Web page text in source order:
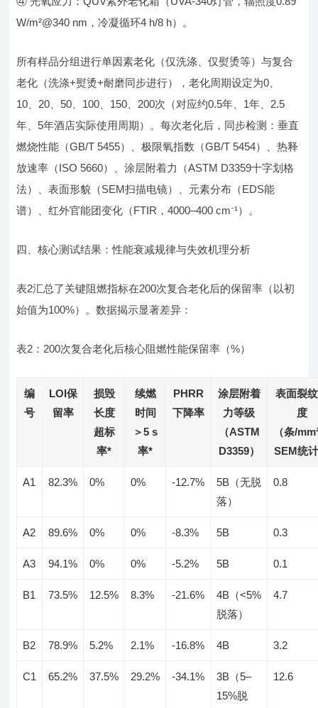
W/m²@340 nm，冷凝循环4 h/8 h）。
所有样品分组进行单因素老化（仅洗涤、仅熨烫等）与复合
老化（洗涤+熨烫+耐磨同步进行），老化周期设定为0、
10、20、50、100、150、200次（对应约0.5年、1年、2.5
年、5年酒店实际使用周期）。每次老化后，同步检测：垂直
燃烧性能（GB/T 5455）、极限氧指数（GB/T 5454）、热释
放速率（ISO 5660）、涂层附着力（ASTM D3359十字划格
法）、表面形貌（SEM扫描电镜）、元素分布（EDS能
谱）、红外官能团变化（FTIR，4000–400 cm⁻¹）。
四、核心测试结果：性能衰减规律与失效机理分析
表2汇总了关键阻燃指标在200次复合老化后的保留率（以初
始值为100%）。数据揭示显著差异：
表2：200次复合老化后核心阻燃性能保留率（%）
编
号
LOI保
留率
损毁
长度
超标
率*
续燃
时间
＞5 s
率*
PHRR
下降率
涂层附着
力等级
（ASTM
D3359）
表面裂
度
（条/
SEM统
A1 82.3% 0% 0% -12.7%
5B（无脱
落）
0.8
A2 89.6% 0% 0% -8.3% 5B 0.3
A3 94.1% 0% 0% -5.2% 5B 0.1
B1 73.5% 12.5% 8.3% -21.6%
4B（<5%
脱落）
4.7
B2 78.9% 5.2% 2.1% -16.8% 4B 3.2
C1 65.2% 37.5% 29.2% -34.1%
3B（5–
15%脱
12.6